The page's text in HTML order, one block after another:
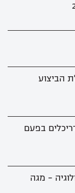
הביצוע
בפעם
- מגה